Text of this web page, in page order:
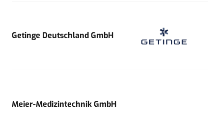
Getinge Deutschland GmbH
Meier-Medizintechnik GmbH